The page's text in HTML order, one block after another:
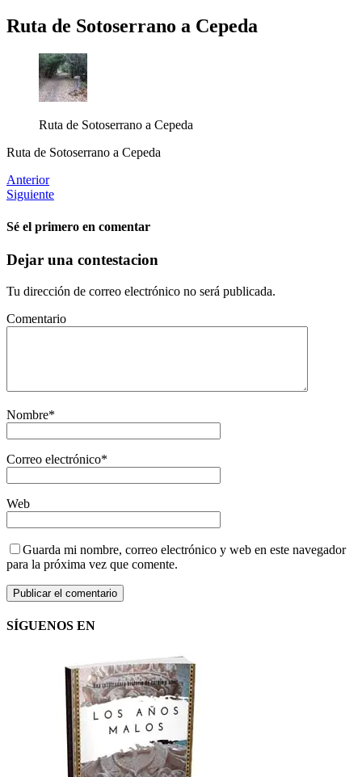
Ruta de Sotoserrano a Cepeda
Ruta de Sotoserrano a Cepeda
Ruta de Sotoserrano a Cepeda
Anterior
Siguiente
Sé el primero en comentar
Dejar una contestacion
Tu dirección de correo electrónico no será publicada.
Comentario
Nombre*
Correo electrónico*
Web
Guarda mi nombre, correo electrónico y web en este navegador
para la próxima vez que comente.
SÍGUENOS EN